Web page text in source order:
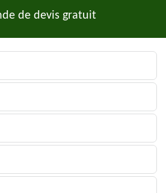
de devis gratuit